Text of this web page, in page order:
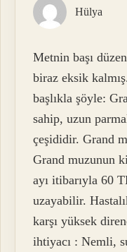
Hülya
Metnin başı
biraz eksik
başlıkla şöyle:
sahip, uzun
çeşididir. Grand
Grand muzunun
ayı itibarıyla 60
uzayabilir.
karşı yüksek
ihtiyacı : Nemli,